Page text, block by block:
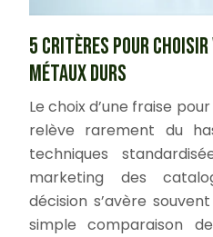
5 critères pour
métaux durs
Le choix d’une fraise
relève rarement du
techniques
marketing des
décision s’avère
simple comparaison